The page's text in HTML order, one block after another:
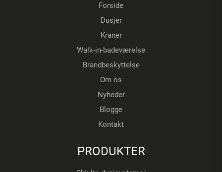
Forside
Dusjer
Kraner
Walk-in-badeværelse
Brandbeskyttelse
Om os
Nyheder
Blogge
Kontakt
PRODUKTER